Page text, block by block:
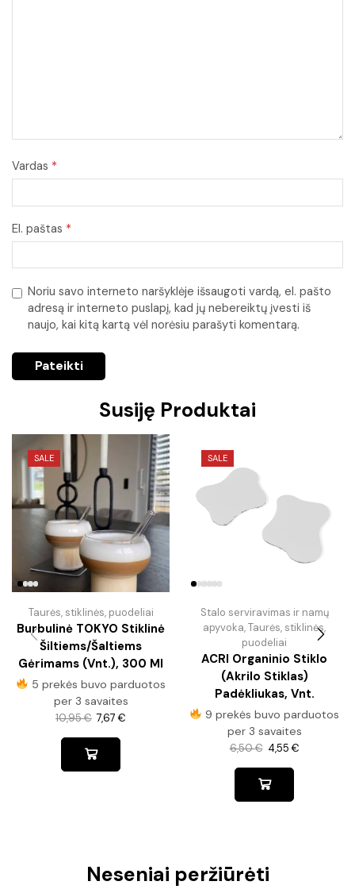
Vardas *
El. paštas *
Noriu savo interneto naršyklėje išsaugoti vardą, el. pašto
adresą ir interneto puslapį, kad jų nebereiktų įvesti iš
naujo, kai kitą kartą vėl norėsiu parašyti komentarą.
Susiję Produktai
SALE
Taurės, stiklinės, puodeliai
Burbulinė TOKYO Stiklinė
Šiltiems/šaltiems
Gėrimams (vnt.), 300 Ml
5 prekės buvo parduotos
per 3 savaites
10,95€ 7,67€
SALE
Stalo serviravimas ir namų
apyvoka,Taurės, stiklinės,
puodeliai
ACRI Organinio Stiklo
(akrilo Stiklas)
Padėkliukas, Vnt.
9 prekės buvo parduotos
per 3 savaites
6,50€ 4,55€
Neseniai peržiūrėti